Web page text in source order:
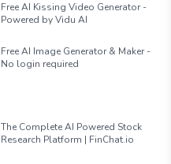
Free AI Kissing Video Generator -
Powered by Vidu AI
Free AI Image Generator & Maker -
No login required
The Complete AI Powered Stock
Research Platform | FinChat.io